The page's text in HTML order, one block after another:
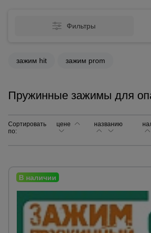
Фильтры
зажим hit зажим prom
Пружинные зажимы для
Сортировать
по:
цене названию
Сетка,
тенты,
Грузоподъемное
оборудование